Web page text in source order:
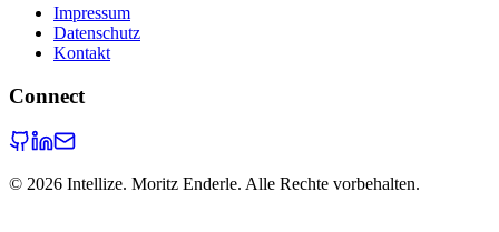
Impressum
Datenschutz
Kontakt
Connect
© 2026 Intellize. Moritz Enderle. Alle Rechte vorbehalten.